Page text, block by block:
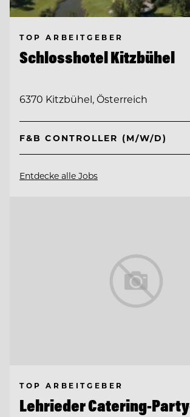
TOP ARBEITGEBER
Schlosshotel Kitzbühel
6370 Kitzbühel, Österreich
F&B CONTROLLER (M/W/D)
Entdecke alle Jobs
TOP ARBEITGEBER
Lehrieder Catering-